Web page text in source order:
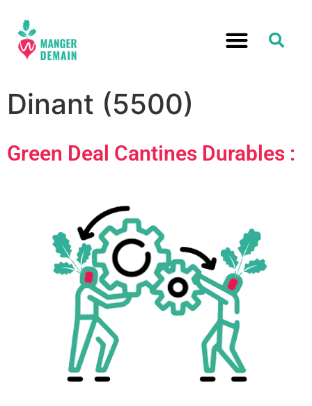
Dinant (5500)
Green Deal Cantines Durables :